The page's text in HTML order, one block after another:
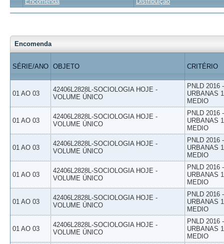
Encomenda
SÉRIE/ANO OBJETO CRITÉRIO
01 AO 03
42406L2828L-SOCIOLOGIA HOJE -
VOLUME ÚNICO
PNLD 2016
URBANAS
MEDIO
01 AO 03
42406L2828L-SOCIOLOGIA HOJE -
VOLUME ÚNICO
PNLD 2016
URBANAS
MEDIO
01 AO 03
42406L2828L-SOCIOLOGIA HOJE -
VOLUME ÚNICO
PNLD 2016
URBANAS
MEDIO
01 AO 03
42406L2828L-SOCIOLOGIA HOJE -
VOLUME ÚNICO
PNLD 2016
URBANAS
MEDIO
01 AO 03
42406L2828L-SOCIOLOGIA HOJE -
VOLUME ÚNICO
PNLD 2016
URBANAS
MEDIO
01 AO 03
42406L2828L-SOCIOLOGIA HOJE -
VOLUME ÚNICO
PNLD 2016
URBANAS
MEDIO